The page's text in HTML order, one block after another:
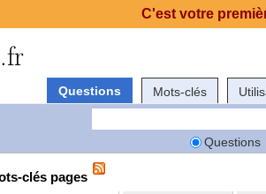
Questions Mots-clés
Questions
clés pages
C'est votre